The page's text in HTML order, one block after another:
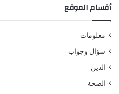
أقسام الموقع
معلومات
سؤال وجواب
الدين
الصحة